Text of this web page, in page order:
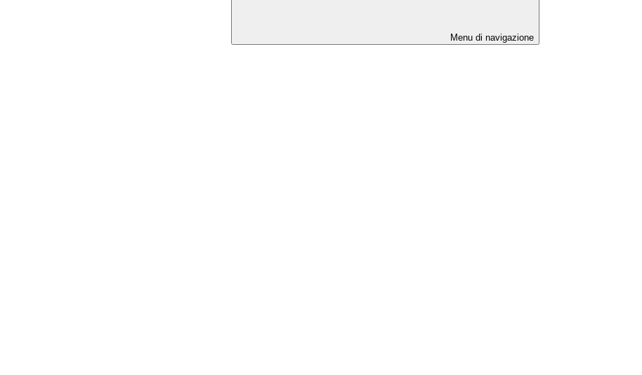
Menu di navigazione